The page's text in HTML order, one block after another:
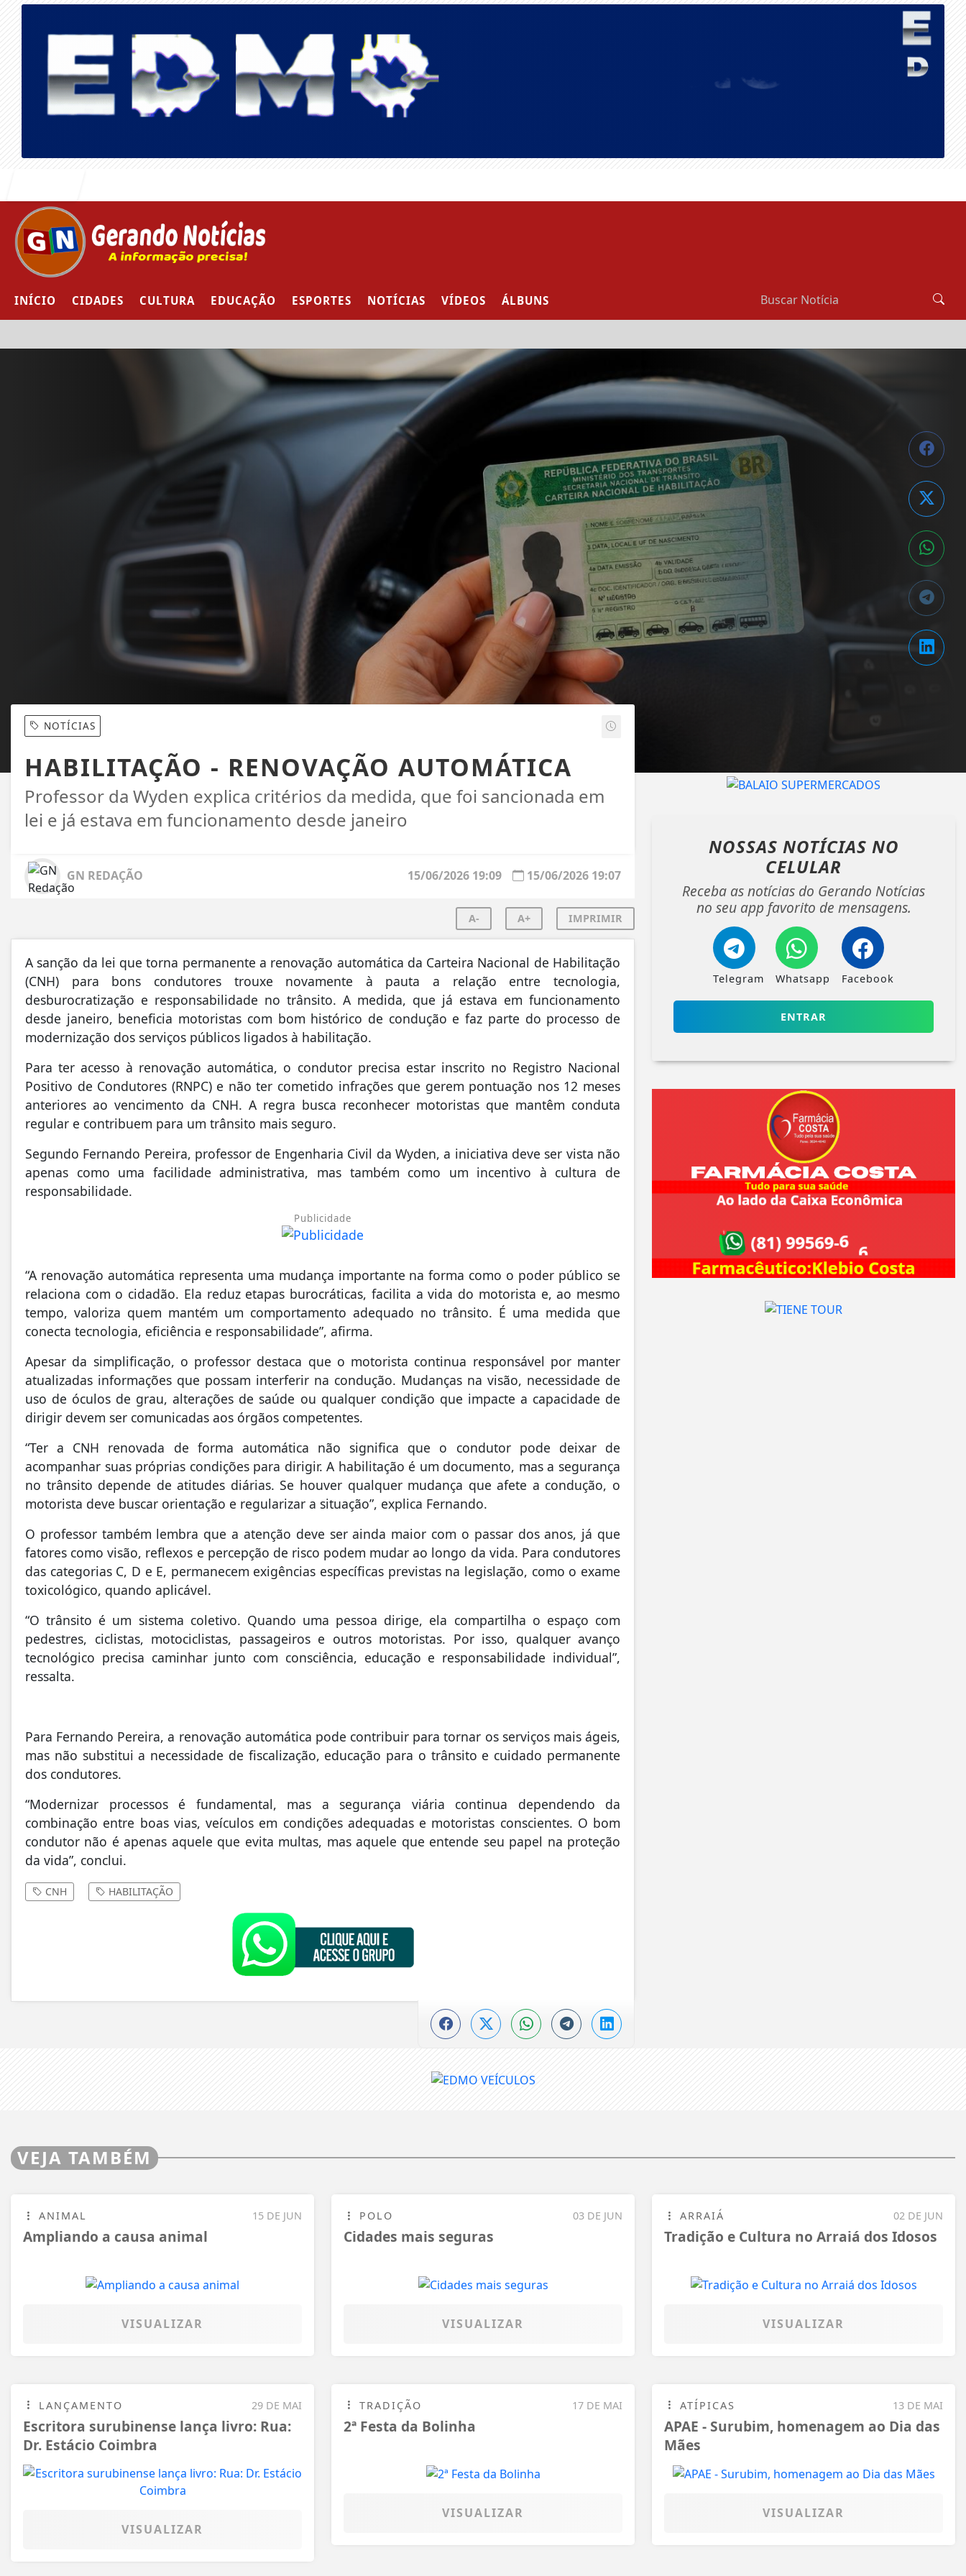
INÍCIO CIDADES CULTURA EDUCAÇÃO ESPORTES NOTÍCIAS VÍDEOS ÁLBUNS
NOTÍCIAS
HABILITAÇÃO - RENOVAÇÃO AUTOMÁTICA
Professor da Wyden explica critérios da medida, que foi sancionada em
lei e já estava em funcionamento desde janeiro
GN REDAÇÃO 15/06/2026 19:07
15/06/2026 19:09
A- A+ IMPRIMIR
A sanção da lei que torna permanente a renovação automática da Carteira Nacional de Habilitação
(CNH) para bons condutores trouxe novamente à pauta a relação entre tecnologia,
desburocratização e responsabilidade no trânsito. A medida, que já estava em funcionamento
desde janeiro, beneficia motoristas com bom histórico de condução e faz parte do processo de
modernização dos serviços públicos ligados à habilitação.
Para ter acesso à renovação automática, o condutor precisa estar inscrito no Registro Nacional
Positivo de Condutores (RNPC) e não ter cometido infrações que gerem pontuação nos 12 meses
anteriores ao vencimento da CNH. A regra busca reconhecer motoristas que mantêm conduta
regular e contribuem para um trânsito mais seguro.
Segundo Fernando Pereira, professor de Engenharia Civil da Wyden, a iniciativa deve ser vista não
apenas como uma facilidade administrativa, mas também como um incentivo à cultura de
responsabilidade.
Publicidade
“A renovação automática representa uma mudança importante na forma como o poder público se
relaciona com o cidadão. Ela reduz etapas burocráticas, facilita a vida do motorista e, ao mesmo
tempo, valoriza quem mantém um comportamento adequado no trânsito. É uma medida que
conecta tecnologia, eficiência e responsabilidade”, afirma.
Apesar da simplificação, o professor destaca que o motorista continua responsável por manter
atualizadas informações que possam interferir na condução. Mudanças na visão, necessidade de
uso de óculos de grau, alterações de saúde ou qualquer condição que impacte a capacidade de
dirigir devem ser comunicadas aos órgãos competentes.
“Ter a CNH renovada de forma automática não significa que o condutor pode deixar de
acompanhar suas próprias condições para dirigir. A habilitação é um documento, mas a segurança
no trânsito depende de atitudes diárias. Se houver qualquer mudança que afete a condução, o
motorista deve buscar orientação e regularizar a situação”, explica Fernando.
O professor também lembra que a atenção deve ser ainda maior com o passar dos anos, já que
fatores como visão, reflexos e percepção de risco podem mudar ao longo da vida. Para condutores
das categorias C, D e E, permanecem exigências específicas previstas na legislação, como o exame
toxicológico, quando aplicável.
“O trânsito é um sistema coletivo. Quando uma pessoa dirige, ela compartilha o espaço com
pedestres, ciclistas, motociclistas, passageiros e outros motoristas. Por isso, qualquer avanço
tecnológico precisa caminhar junto com consciência, educação e responsabilidade individual”,
ressalta.
Para Fernando Pereira, a renovação automática pode contribuir para tornar os serviços mais ágeis,
mas não substitui a necessidade de fiscalização, educação para o trânsito e cuidado permanente
dos condutores.
“Modernizar processos é fundamental, mas a segurança viária continua dependendo da
combinação entre boas vias, veículos em condições adequadas e motoristas conscientes. O bom
condutor não é apenas aquele que evita multas, mas aquele que entende seu papel na proteção
da vida”, conclui.
CNH HABILITAÇÃO
NOSSAS NOTÍCIAS NO
CELULAR
Receba as notícias do Gerando Notícias
no seu app favorito de mensagens.
Telegram Whatsapp Facebook
ENTRAR
VEJA TAMBÉM
15 DE JUN
ANIMAL
Ampliando a causa animal
VISUALIZAR
03 DE JUN
POLO
Cidades mais seguras
VISUALIZAR
02 DE JUN
ARRAIÁ
Tradição e Cultura no Arraiá dos Idosos
VISUALIZAR
29 DE MAI
LANÇAMENTO
Escritora surubinense lança livro: Rua:
Dr. Estácio Coimbra
VISUALIZAR
17 DE MAI
TRADIÇÃO
2ª Festa da Bolinha
VISUALIZAR
13 DE MAI
ATÍPICAS
APAE - Surubim, homenagem ao Dia das
Mães
VISUALIZAR